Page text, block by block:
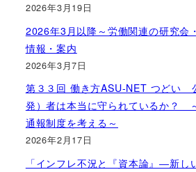
2026年3月19日
2026年3月以降～労働関連の研究会
情報・案内
2026年3月7日
第３３回 働き方ASU-NET つどい
発）者は本当に守られているか？
通報制度を考える～
2026年2月17日
「インフレ不況と『資本論』―新し